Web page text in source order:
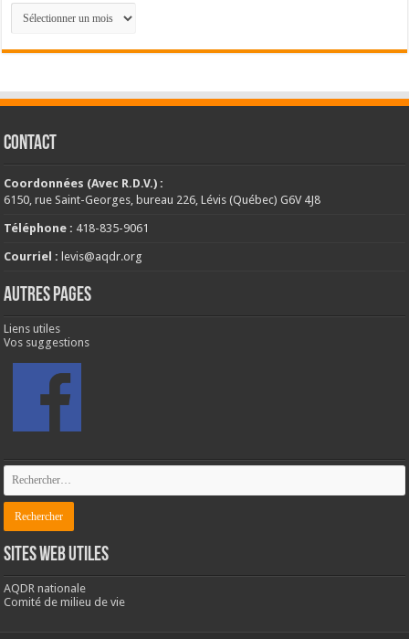
Archives
CONTACT
Coordonnées (Avec R.D.V.) :
6150, rue Saint-Georges, bureau 226, Lévis (Québec) G6V 4J8
Téléphone : 418-835-9061
Courriel : levis@aqdr.org
AUTRES PAGES
Liens utiles
Vos suggestions
SITES WEB UTILES
AQDR nationale
Comité de milieu de vie